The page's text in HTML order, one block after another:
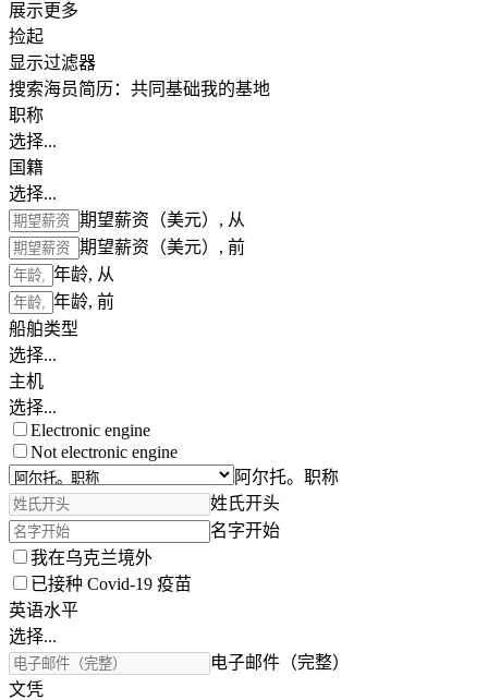
展示更多
捡起
显示过滤器
搜索海员简历： 共同基础我的基地
职称
选择...
国籍
选择...
期望薪资（美元）, 从
期望薪资（美元）, 前
年龄, 从
年龄, 前
船舶类型
选择...
主机
选择...
Electronic engine
Not electronic engine
阿尔托。职称
姓氏开头
名字开始
我在乌克兰境外
已接种 Covid-19 疫苗
英语水平
选择...
电子邮件（完整）
文凭